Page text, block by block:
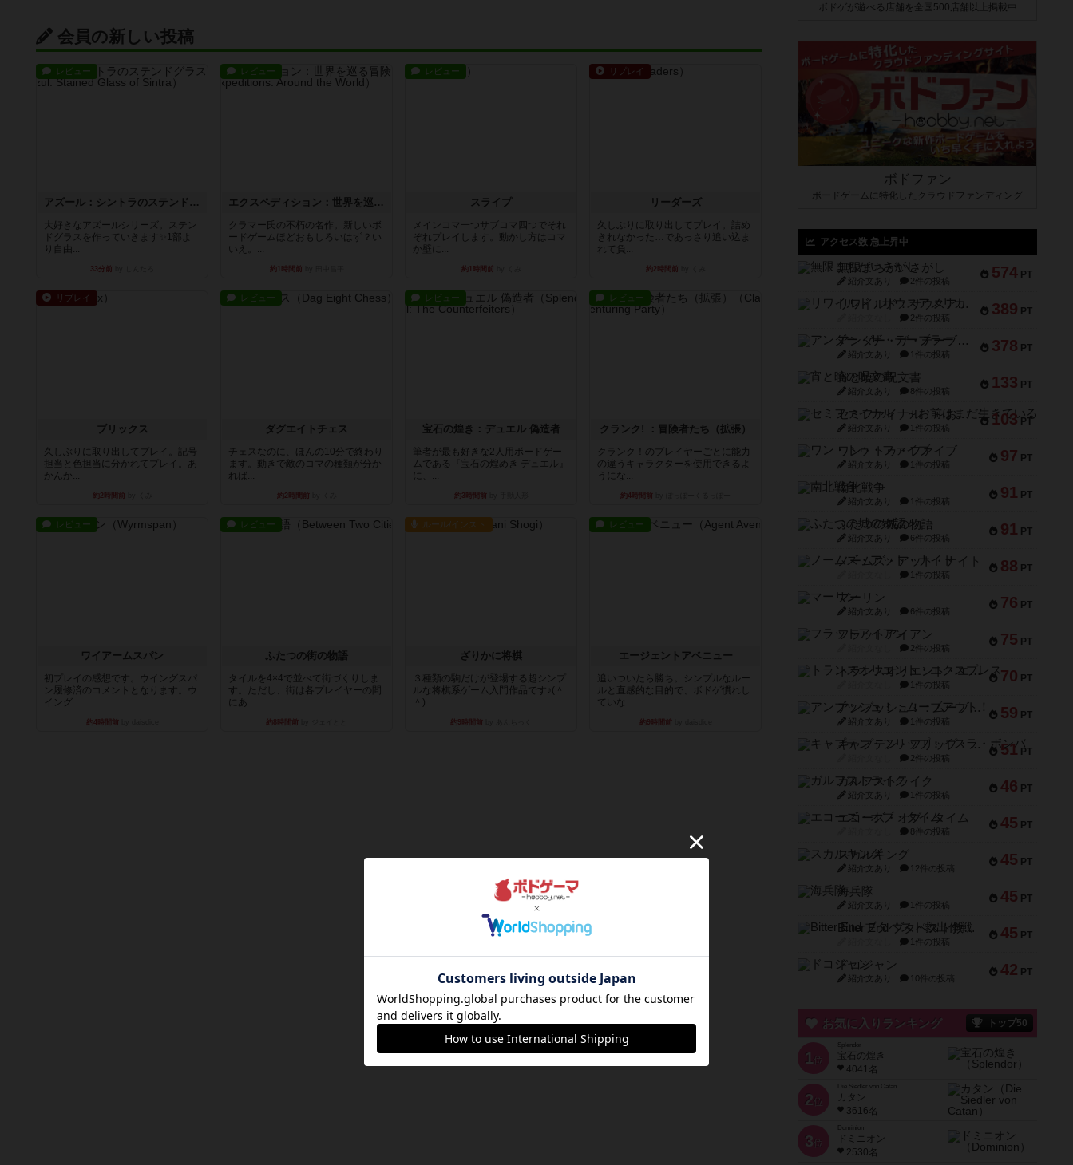
会員の新しい投稿
レビュー
アズール：シントラのステンドグラス
大好きなアズールシリーズ。ステン
ドグラスを作っていきます✨1部よ
り自由...
33分前
レビュー
エクスペディション：世界を巡る冒険
クラマー氏の不朽の名作。新しいボ
ードゲームほどおもしろいはず？い
いえ。...
約1時間前
レビュー
スライプ
メインコマ一つサブコマ四つでそれ
ぞれプレイします。動かし方はコマ
か壁に...
約1時間前
リプレイ
リーダーズ
久しぶりに取り出してプレイ。詰め
きれなかった…であっさり追い込ま
れて負...
約2時間前
リプレイ
ブリックス
久しぶりに取り出してプレイ。記号
担当と色担当に分かれてプレイ。あ
かんか...
約2時間前
レビュー
ダグエイトチェス
チェスなのに、ほんの10分で終わり
ます。動きで敵のコマの種類が分か
れば...
約2時間前
レビュー
宝石の煌き：デュエル 偽造者
筆者が最も好きな2人用ボードゲー
ムである『宝石の煌めき デュエル』
に、...
約3時間前
レビュー
クランク! ：冒険者たち（拡張）
クランク！のプレイヤーごとに能力
の違うキャラクターを使用できるよ
うにな...
約4時間前
レビュー
ワイアームスパン
初プレイの感想です。ウイングスパ
ン履修済のコメントとなります。ウ
イング...
約4時間前
レビュー
ふたつの街の物語
タイルを4×4で並べて街づくりしま
す。ただし、街は各プレイヤーの間
にあ...
約8時間前
ルール/インスト
ざりかに将棋
３種類の駒だけが登場する超シンプ
ルな将棋系ゲーム入門作品です♪(＾
＾)...
約9時間前
レビュー
エージェントアベニュー
追いついたら勝ち。シンプルなルー
ルと直感的な目的で、ボドゲ慣れし
ていな...
約9時間前
ボドゲが遊べる店舗を全国500店舗以上掲載中
ボドファン
ボードゲームに特化したクラウドファンディング
アクセス数 急上昇中
574 PT
無限まちがいさがし
紹介文あり 2件の投稿
389 PT
リワイルド：サウスアメリカ
2件の投稿
378 PT
アンダー・ザ・テーブラー
紹介文あり 1件の投稿
133 PT
宵と暁の呪文書
紹介文あり 8件の投稿
103 PT
セミファイナル ～お前はまだ生きている～
紹介文あり 1件の投稿
97 PT
ワン・トゥ・ファイブ
紹介文あり 1件の投稿
91 PT
南北戦争
紹介文あり 1件の投稿
91 PT
ふたつの城の物語
紹介文あり 6件の投稿
88 PT
ノームズ・アット・ナイト
1件の投稿
76 PT
マーリン
紹介文あり 6件の投稿
75 PT
フラットアイアン
2件の投稿
70 PT
トランスオリエント・エクスプレス
1件の投稿
59 PT
アンブッシュ！：ムーブアウト！
紹介文あり 1件の投稿
51 PT
キャプテン・フリップ：イスラ・ボンバ
2件の投稿
46 PT
ガルフストライク
紹介文あり 1件の投稿
45 PT
エコーズ・オブ・タイム
8件の投稿
45 PT
スカルキング
紹介文あり 12件の投稿
45 PT
海兵隊
紹介文あり 1件の投稿
45 PT
Bitter End ブタペスト救出作戦
1件の投稿
42 PT
ドコジャン
紹介文あり 10件の投稿
お気に入りランキング トップ50
1 位
宝石の煌き
4041名
2 位
Die Siedler von Catan
カタン
3616名
3 位
ドミニオン
2530名